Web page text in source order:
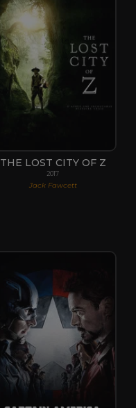
THE LOST CITY OF Z
2017
Jack Fawcett